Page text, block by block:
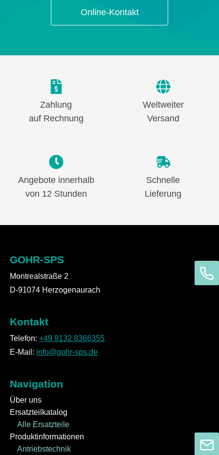
Online-Kontakt
Zahlung
auf Rechnung
Weltweiter
Versand
Angebote innerhalb
von 12 Stunden
Schnelle
Lieferung
GOHR-SPS
Montrealstraße 2
D-91074 Herzogenaurach
Kontakt
Telefon: +49 9132 8366355
E-Mail: info@gohr-sps.de
Navigation
Über uns
Ersatzteilkatalog
Alle Ersatzteile
Produktinformationen
Antriebstechnik